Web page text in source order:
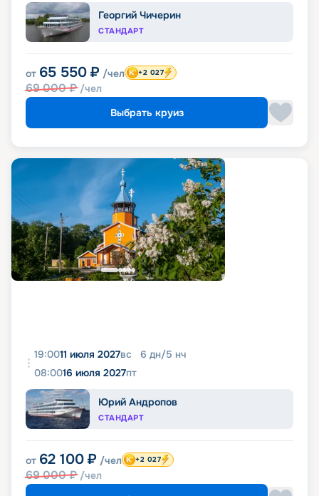
Георгий Чичерин
СТАНДАРТ
от 65 550 ₽ /чел
69 000₽ /чел
+2 027
Выбрать круиз
19:0011 июля 2027вс 6 дн/5 нч
08:0016 июля 2027пт
Юрий Андропов
СТАНДАРТ
от 62 100 ₽ /чел
69 000₽ /чел
+2 027